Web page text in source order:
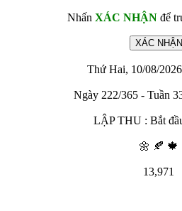
Nhấn XÁC NHẬNđể
Thứ Hai, 10/08/
Ngày 222/365 - Tuần
LẬP THU : Bắt
🌼 🍂 🍁
13,971